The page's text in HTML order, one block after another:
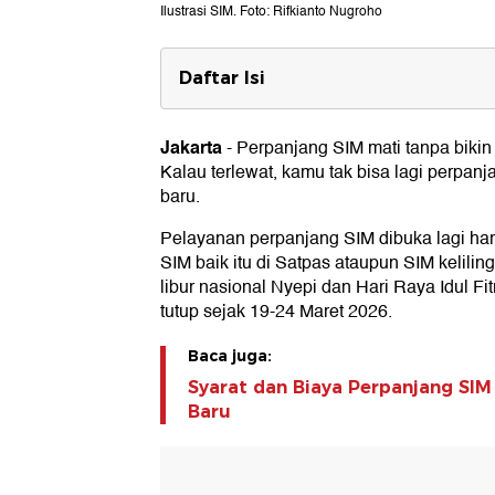
Ilustrasi SIM. Foto: Rifkianto Nugroho
Daftar Isi
Biaya Perpanjang SIM
Jakarta-Perpanjang SIM mati tanpa
Kalau terlewat, kamu tak bisa lagi
baru.
Pelayanan perpanjang SIM dibuka lagi
SIM baik itu di Satpas ataupun SIM
libur nasional Nyepi dan Hari Raya Idul
tutup sejak 19-24 Maret 2026.
Baca juga:
Syarat dan Biaya Perpanjang
Baru